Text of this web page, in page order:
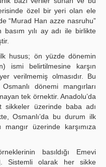
özel bir yeri olan ele
“Murad Han azze nasruhu”
yılı ay adı ile birlikte
husus; ön yüzde dönemin
ismi belirtilmesine karşın
verilmemiş olmasıdır. Bu
dönemi mangırları
tek örnektir. Anadolu’da
sikkeler üzerinde baba adı
Osmanlı’da bu durum ilk
üzerinde karşımıza
basıldığı Emevi
Sistemli olarak her sikke